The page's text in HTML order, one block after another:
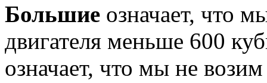
Большие означает, что
двигателя меньше 600
означает, что мы не